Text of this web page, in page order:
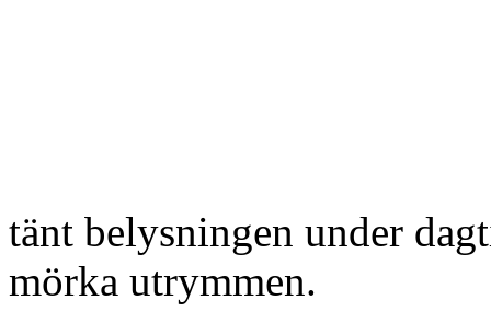
tänt belysningen under
mörka utrymmen.